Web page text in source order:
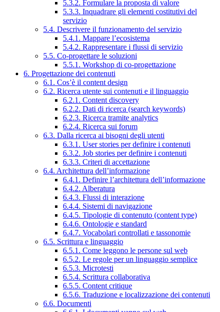
5.3.2. Formulare la proposta di valore
5.3.3. Inquadrare gli elementi costitutivi del
servizio
5.4. Descrivere il funzionamento del servizio
5.4.1. Mappare l’ecosistema
5.4.2. Rappresentare i flussi di servizio
5.5. Co-progettare le soluzioni
5.5.1. Workshop di co-progettazione
6. Progettazione dei contenuti
6.1. Cos’è il content design
6.2. Ricerca utente sui contenuti e il linguaggio
6.2.1. Content discovery
6.2.2. Dati di ricerca (search keywords)
6.2.3. Ricerca tramite analytics
6.2.4. Ricerca sui forum
6.3. Dalla ricerca ai bisogni degli utenti
6.3.1. User stories per definire i contenuti
6.3.2. Job stories per definire i contenuti
6.3.3. Criteri di accettazione
6.4. Architettura dell’informazione
6.4.1. Definire l’architettura dell’informazione
6.4.2. Alberatura
6.4.3. Flussi di interazione
6.4.4. Sistemi di navigazione
6.4.5. Tipologie di contenuto (content type)
6.4.6. Ontologie e standard
6.4.7. Vocabolari controllati e tassonomie
6.5. Scrittura e linguaggio
6.5.1. Come leggono le persone sul web
6.5.2. Le regole per un linguaggio semplice
6.5.3. Microtesti
6.5.4. Scrittura collaborativa
6.5.5. Content critique
6.5.6. Traduzione e localizzazione dei contenuti
6.6. Documenti